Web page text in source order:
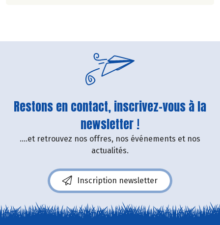
Restons en contact, inscrivez-vous à la
newsletter !
....et retrouvez nos offres, nos événements et nos
actualités.
Inscription newsletter